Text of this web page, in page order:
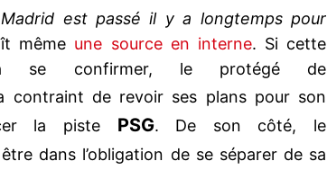
est passé il y a longtemps pour
même une source en interne. Si cette
se confirmer, le protégé de
contraint de revoir ses plans pour son
la piste PSG. De son côté, le
dans l’obligation de se séparer de sa